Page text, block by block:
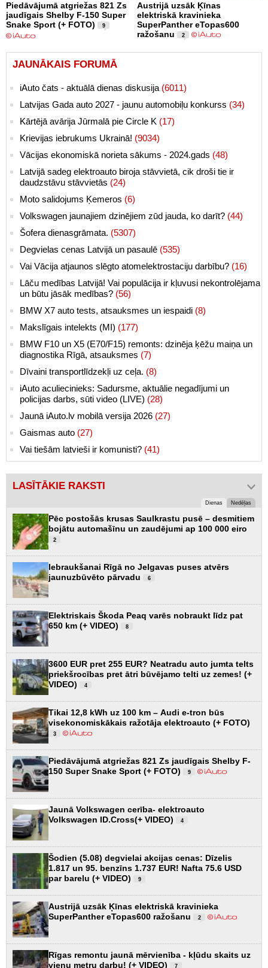
Piedāvājumā atgriežas 821 Zs
jaudīgais Shelby F-150 Super
Snake Sport (+ FOTO)
9
Austrijā uzsāk Ķīnas
elektriskā kravinieka
SuperPanther eTopas600
ražošanu
2
JAUNĀKAIS FORUMĀ
iAuto čats - aktuālā dienas diskusija (6011)
Latvijas Gada auto 2027 - jaunu automobiļu konkurss (34)
Kārtējā avārija Jūrmalā pie Circle K (17)
Krievijas iebrukums Ukrainā! (9034)
Vācijas ekonomiskā norieta sākums - 2024.gads (48)
Latvijā sadeg elektroauto biroja stāvvietā, cik droši tie ir
daudzstāvu stāvvietās (24)
Moto salidojums Ķemeros (6)
Volkswagen jaunajiem dzinējiem zūd jauda, ko darīt? (44)
Šofera dienasgrāmata. (5307)
Degvielas cenas Latvijā un pasaulē (535)
Vai Vācija atjaunos slēgto atomelektrostaciju darbību? (16)
Lāču medības Latvijā! Vai populācija ir kļuvusi nekontrolējama
un būtu jāsāk medības? (56)
BMW X7 auto tests, atsauksmes un iespaidi (8)
Makslīgais intelekts (MI) (177)
BMW F10 un X5 (E70/F15) remonts: dzinēja ķēžu maiņa un
diagnostika Rīgā, atsauksmes (7)
Dīvaini transportlīdzekļi uz ceļa. (8)
iAuto aculiecinieks: Sadursme, aktuālie negadījumi un
policijas darbs, sūti video (LIVE) (28)
Jaunā iAuto.lv mobilā versija 2026 (27)
Gaismas auto (27)
Vai tiešām latvieši ir komunisti? (41)
LASĪTĀKIE RAKSTI
Dienas Nedēļas
Pēc postošās krusas Saulkrastu pusē – desmitiem
bojātu automašīnu un zaudējumi ap 100 000 eiro
2
Iebraukšanai Rīgā no Jelgavas puses atvērs
jaunuzbūvēto pārvadu
6
Elektriskais Škoda Peaq varēs nobraukt līdz pat
650 km (+ VIDEO)
8
3600 EUR pret 255 EUR? Neatradu auto jumta telts
priekšrocības pret ātri būvējamo telti uz zemes! (+
VIDEO)
4
Tikai 12,8 kWh uz 100 km – Audi e-tron būs
visekonomiskākais ražotāja elektroauto (+ FOTO)
3
Piedāvājumā atgriežas 821 Zs jaudīgais Shelby F-
150 Super Snake Sport (+ FOTO)
9
Jaunā Volkswagen cerība- elektroauto
Volkswagen ID.Cross(+ VIDEO)
4
Šodien (5.08) degvielai akcijas cenas: Dīzelis
1.817 un 95. benzīns 1.737 EUR! Nafta 75.6 USD
par barelu (+ VIDEO)
9
Austrijā uzsāk Ķīnas elektriskā kravinieka
SuperPanther eTopas600 ražošanu
2
Rīgas remontu jaunā mērvienība - kļūdu skaits uz
vienu metru darbu! (+ VIDEO)
7